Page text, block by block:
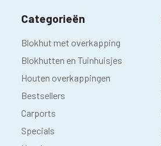
Categorieën
Blokhut met overkapping
Blokhutten en Tuinhuisjes
Houten overkappingen
Bestsellers
Carports
Specials